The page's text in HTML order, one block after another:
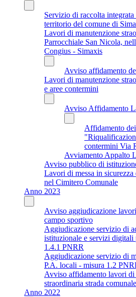
Servizio di raccolta
territorio del comune di
Lavori di manutenzione
Parrocchiale San Nicola,
Congius - Simaxis
Avviso affidamento
Lavori di manutenzione
e aree contermini
Avviso Affidamento
Affidamento
contermini Via
Avviamento Appalto
Avviso pubblico di
Lavori di messa in sicurezza
nel Cimitero Comunale
Anno 2023
Avviso aggiudicazione
campo sportivo
Aggiudicazione servizio di
istituzionale e servizi digitali
1.4.1 PNRR
Aggiudicazione servizio di
P.A. locali - misura 1.2
Avviso affidamento lavori di
straordinaria strada
Anno 2022